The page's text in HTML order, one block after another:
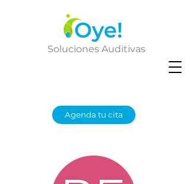
Soluciones Auditivas
Agenda tu cita